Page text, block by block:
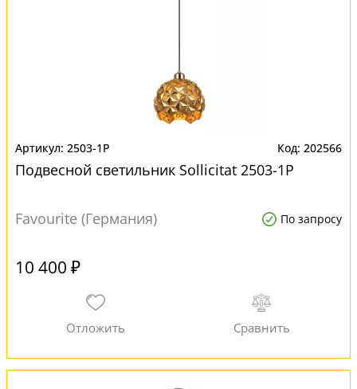
2503-1P 202566
Подвесной светильник Sollicitat 2503-1P
Favourite (Германия) По запросу
10 400 ₽